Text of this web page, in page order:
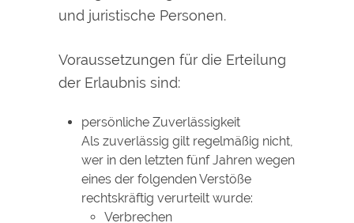
und juristische Personen.
Voraussetzungen für die Erteilung
der Erlaubnis sind:
persönliche Zuverlässigkeit
Als zuverlässig gilt regelmäßig nicht,
wer in den letzten fünf Jahren wegen
eines der folgenden Verstöße
rechtskräftig verurteilt wurde:
Verbrechen